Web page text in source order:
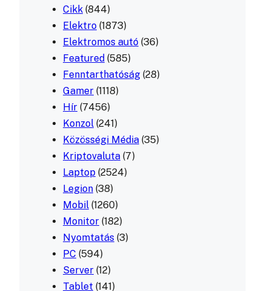
Cikk (844)
Elektro (1873)
Elektromos autó (36)
Featured (585)
Fenntarthatóság (28)
Gamer (1118)
Hír (7456)
Konzol (241)
Közösségi Média (35)
Kriptovaluta (7)
Laptop (2524)
Legion (38)
Mobil (1260)
Monitor (182)
Nyomtatás (3)
PC (594)
Server (12)
Tablet (141)